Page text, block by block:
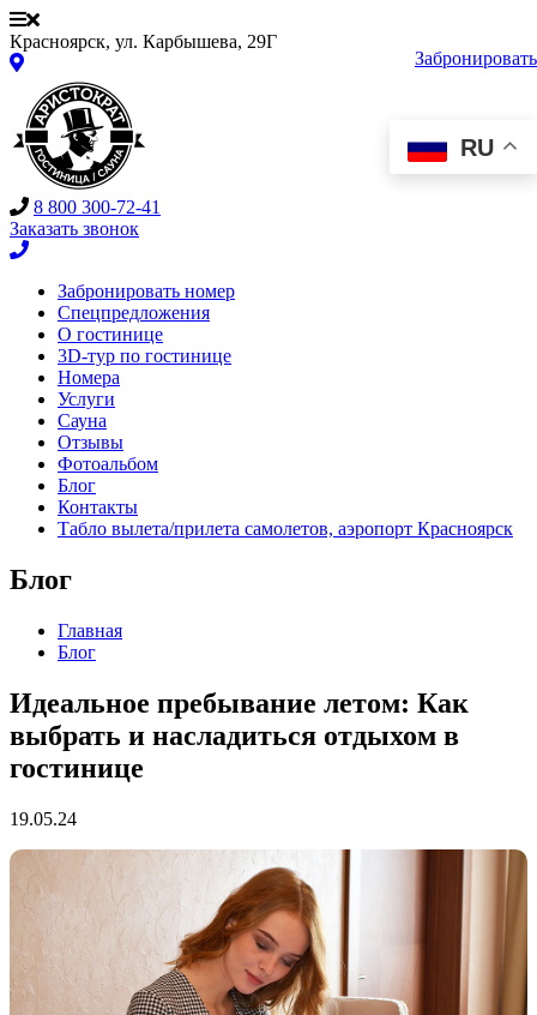
Красноярск, ул. Карбышева, 29Г
8 800 300-72-41
Заказать звонок
RU
Забронировать
Забронировать номер
Спецпредложения
О гостинице
3D-тур по гостинице
Номера
Услуги
Сауна
Отзывы
Фотоальбом
Блог
Контакты
Табло вылета/прилета самолетов, аэропорт Красноярск
Блог
Главная
Блог
Идеальное пребывание летом: Как
выбрать и насладиться отдыхом в
гостинице
19.05.24